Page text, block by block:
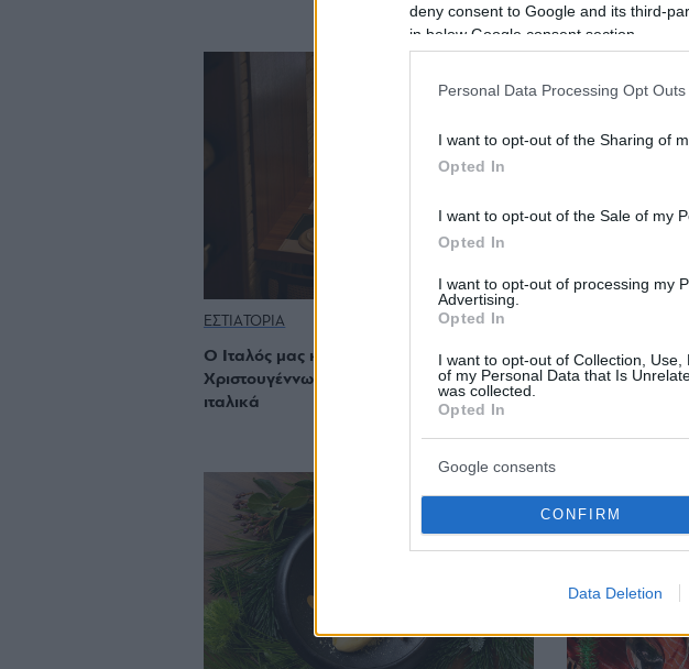
deny consent to Google and its third-
in below Google consent section.
Personal Data Processing Opt Outs
I want to opt-out of the Sharing of
Opted In
I want to opt-out of the Sale of my
Opted In
I want to opt-out of processing my
Advertising.
Opted In
I want to opt-out of Collection,
of my Personal Data that Is
was collected.
Opted In
Google consents
CONFIRM
Data Deletion
ΕΣΤΙΑΤΟΡΙΑ
Ο Ιταλός μας καλεί για ρεβεγιόν
Χριστουγέννων και Πρωτοχρονιάς αλά
ιταλικά
Ρεβεγιόν